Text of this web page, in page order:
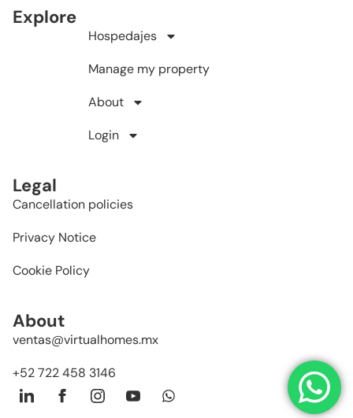
Explore
Hospedajes
Manage my property
About
Login
Legal
Cancellation policies
Privacy Notice
Cookie Policy
About
ventas@virtualhomes.mx
+52 722 458 3146